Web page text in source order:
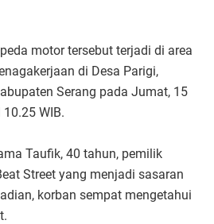
motor tersebut terjadi di area
di Desa Parigi,
Serang pada Jumat, 15
WIB.
Taufik, 40 tahun, pemilik
Street yang menjadi sasaran
korban sempat mengetahui